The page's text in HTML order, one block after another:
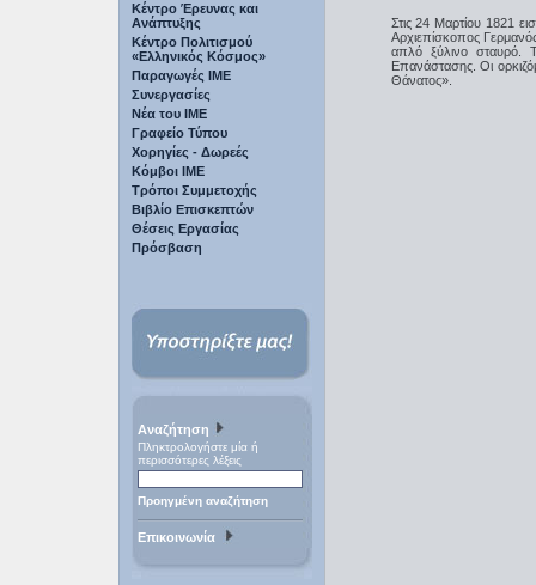
Κέντρο Έρευνας και
Ανάπτυξης
Κέντρο Πολιτισμού
«Ελληνικός Κόσμος»
Παραγωγές IME
Συνεργασίες
Νέα του ΙΜΕ
Γραφείο Τύπου
Χορηγίες - Δωρεές
Κόμβοι ΙΜΕ
Τρόποι Συμμετοχής
Βιβλίο Επισκεπτών
Θέσεις Εργασίας
Πρόσβαση
Αναζήτηση
Πληκτρολογήστε μία ή
περισσότερες λέξεις
Προηγμένη αναζήτηση
Επικοινωνία
Στις 24 Μαρτίου 1821
Αρχιεπίσκοπος
απλό ξύλινο σταυρό.
Επανάστασης. Οι
Θάνατος».